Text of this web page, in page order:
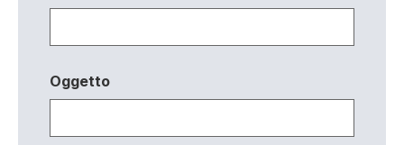
Oggetto